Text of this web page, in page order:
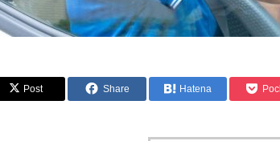
Post Share Hatena